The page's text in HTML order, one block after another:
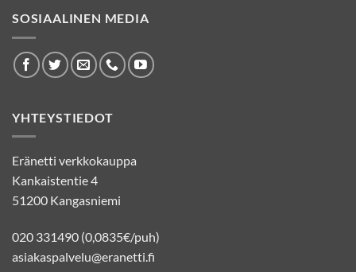
SOSIAALINEN MEDIA
YHTEYSTIEDOT
Eränetti verkkokauppa
Kankaistentie 4
51200 Kangasniemi
020 331490 (0,0835€/puh)
asiakaspalvelu@eranetti.fi